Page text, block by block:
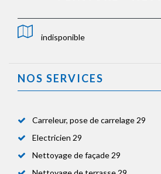
indisponible
NOS SERVICES
Carreleur, pose de carrelage 29
Electricien 29
Nettoyage de façade 29